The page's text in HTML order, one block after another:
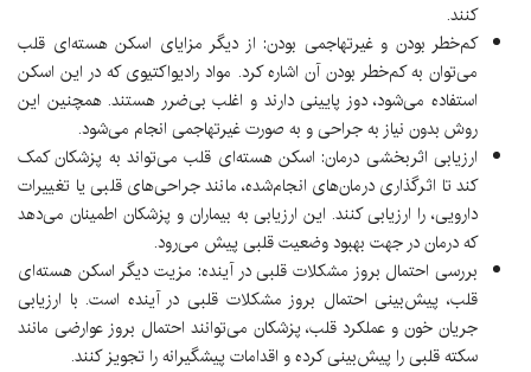
کنند.
کم‌خطر بودن و غیرتهاجمی بودن: از دیگر مزایای اسکن هسته‌ای قلب
می‌توان به کم‌خطر بودن آن اشاره کرد. مواد رادیواکتیوی که در این اسکن
استفاده می‌شود، دوز پایینی دارند و اغلب بی‌ضرر هستند. همچنین این
روش بدون نیاز به جراحی و به صورت غیرتهاجمی انجام می‌شود.
ارزیابی اثربخشی درمان: اسکن هسته‌ای قلب می‌تواند به پزشکان کمک
کند تا اثرگذاری درمان‌های انجام‌شده، مانند جراحی‌های قلبی یا تغییرات
دارویی، را ارزیابی کنند. این ارزیابی به بیماران و پزشکان اطمینان می‌دهد
که درمان در جهت بهبود وضعیت قلبی پیش می‌رود.
بررسی احتمال بروز مشکلات قلبی در آینده: مزیت دیگر اسکن هسته‌ای
قلب، پیش‌بینی احتمال بروز مشکلات قلبی در آینده است. با ارزیابی
جریان خون و عملکرد قلب، پزشکان می‌توانند احتمال بروز عوارضی مانند
سکته قلبی را پیش‌بینی کرده و اقدامات پیشگیرانه را تجویز کنند.